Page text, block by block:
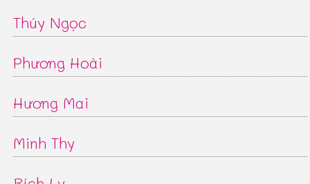
Thúy Ngọc
Phương Hoài
Hương Mai
Minh Thy